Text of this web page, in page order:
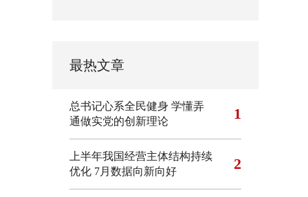
最热文章
总书记心系全民健身 学懂弄
通做实党的创新理论
1
上半年我国经营主体结构持续
优化 7月数据向新向好 2